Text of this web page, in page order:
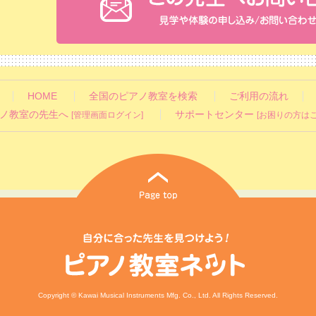
HOME 全国のピアノ教室を検索
ご利用の流れ
教室の先生へ [管理画面ログイン] サポートセンター [お困りの方は
Copyright © Kawai Musical Instruments Mfg. Co., Ltd. All Rights Reserved.